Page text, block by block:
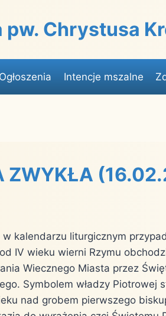
pw. Chrystusa
Ogłoszenia Intencje mszalne
ZWYKŁA
kalendarzu liturgicznym
IV wieku wierni Rzymu
Wiecznego Miasta przez
Symbolem władzy Piotrowej
nad grobem pierwszego